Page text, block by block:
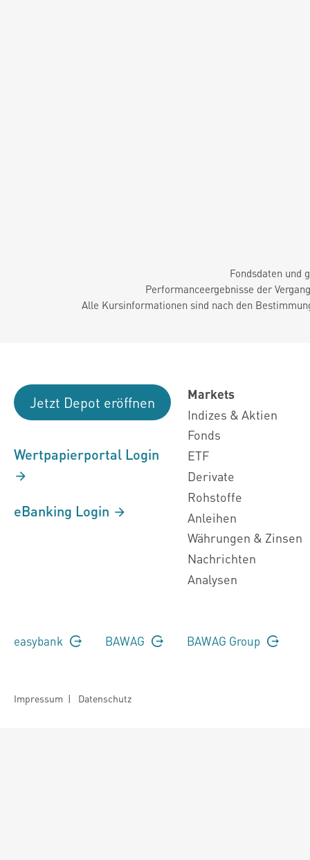
Fondsdaten und
Performanceergebnisse der
Alle Kursinformationen sind nach den
Jetzt Depot eröffnen
Wertpapierportal Login
eBanking Login
Markets
Indizes & Aktien
Fonds
ETF
Derivate
Rohstoffe
Anleihen
Währungen & Zinsen
Nachrichten
Analysen
easybank BAWAG BAWAG Group
Impressum | Datenschutz